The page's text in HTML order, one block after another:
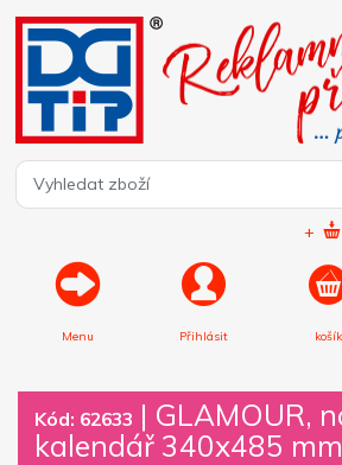
+
Menu Přihlásit košík
Kód: 62633 | GLAMOUR,
kalendář 340x485 mm